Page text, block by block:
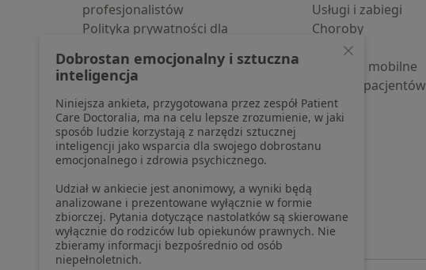
profesjonalistów
Polityka prywatności dla
pozyskaliśmy samodzielnie
Polityka cookies
Jak działają wyniki wyszukiwania
Dostępność
O nas
Praca Rekrutujemy!
Partnerzy
Centrum prasowe
Kontakt
Usługi i zabiegi
Choroby
Pomoc
Aplikacje mobilne
Blog dla pacjentów
Dobrostan emocjonalny i sztuczna
inteligencja
Niniejsza ankieta, przygotowana przez zespół Patient
Care Doctoralia, ma na celu lepsze zrozumienie, w jaki
sposób ludzie korzystają z narzędzi sztucznej
inteligencji jako wsparcia dla swojego dobrostanu
emocjonalnego i zdrowia psychicznego.
Udział w ankiecie jest anonimowy, a wyniki będą
analizowane i prezentowane wyłącznie w formie
zbiorczej. Pytania dotyczące nastolatków są skierowane
wyłącznie do rodziców lub opiekunów prawnych. Nie
zbieramy informacji bezpośrednio od osób
niepełnoletnich.